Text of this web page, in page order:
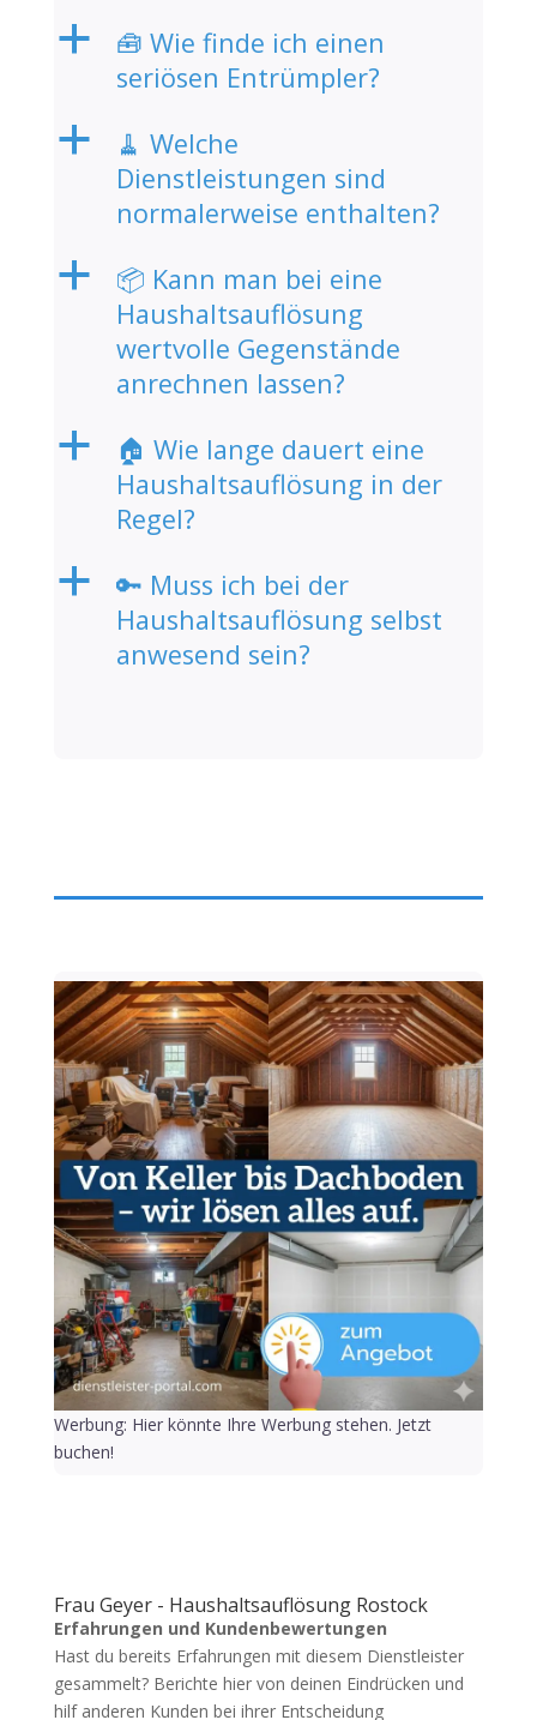
a
🧰 Wie finde ich einen
seriösen Entrümpler?
a
🧹 Welche
Dienstleistungen sind
normalerweise enthalten?
a
📦 Kann man bei eine
Haushaltsauflösung
wertvolle Gegenstände
anrechnen lassen?
a
🏠 Wie lange dauert eine
Haushaltsauflösung in der
Regel?
a
🔑 Muss ich bei der
Haushaltsauflösung selbst
anwesend sein?
Werbung: Hier könnte Ihre Werbung stehen. Jetzt
buchen!
Frau Geyer - Haushaltsauflösung Rostock
Erfahrungen und Kundenbewertungen
Hast du bereits Erfahrungen mit diesem Dienstleister
gesammelt? Berichte hier von deinen Eindrücken und
hilf anderen Kunden bei ihrer Entscheidung